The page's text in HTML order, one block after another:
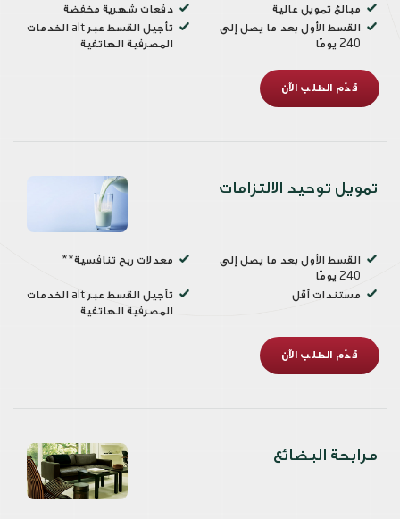
مبالغ تمويل عالية
دفعات شهرية مخفضة
القسط الأول بعد ما يصل إلى
240 يومًا
تأجيل القسط عبر alt الخدمات
المصرفية الهاتفية
قدّم الطلب الآن
تمويل توحيد الالتزامات
القسط الأول بعد ما يصل إلى
240 يومًا
معدلات ربح تنافسية**
مستندات أقل
تأجيل القسط عبر alt الخدمات
المصرفية الهاتفية
قدّم الطلب الآن
مرابحة البضائع